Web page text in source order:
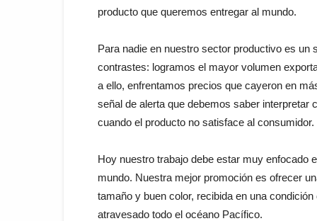
producto que queremos entregar al mundo.
Para nadie en nuestro sector productivo es
contrastes: logramos el mayor volumen
a ello, enfrentamos precios que cayeron en
señal de alerta que debemos saber
cuando el producto no satisface al consumidor.
Hoy nuestro trabajo debe estar muy enfocado
mundo. Nuestra mejor promoción es ofrecer
tamaño y buen color, recibida en una
atravesado todo el océano Pacífico.